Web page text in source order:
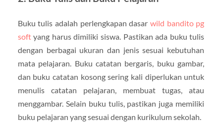
Buku tulis adalah perlengkapan dasar wild bandito pg
softyang harus dimiliki siswa. Pastikan ada buku tulis
dengan berbagai ukuran dan jenis sesuai kebutuhan
mata pelajaran. Buku catatan bergaris, buku gambar,
dan buku catatan kosong sering kali diperlukan untuk
menulis catatan pelajaran, membuat tugas, atau
menggambar. Selain buku tulis, pastikan juga memiliki
buku pelajaran yang sesuai dengan kurikulum sekolah.